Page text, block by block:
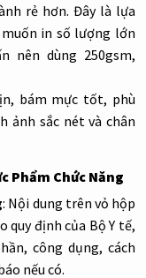
rẻ hơn. Đây là lựa
in số lượng lớn
nên dùng 250gsm,
bám mực tốt, phù
ảnh sắc nét và chân
Phẩm Chức Năng
: Nội dung trên vỏ hộp
định của Bộ Y tế,
công dụng, cách
nếu có.